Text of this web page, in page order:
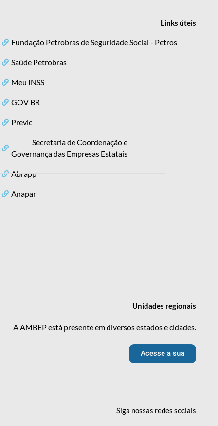
Linksúteis
Fundação Petrobras de Seguridade Social - Petros
Saúde Petrobras
Meu INSS
GOV BR
Previc
Secretaria de Coordenação e
Governança das Empresas Estatais
Abrapp
Anapar
Unidades regionais
A AMBEP está presente em diversos estados e cidades.
Acesse a sua
Siga nossas redessociais